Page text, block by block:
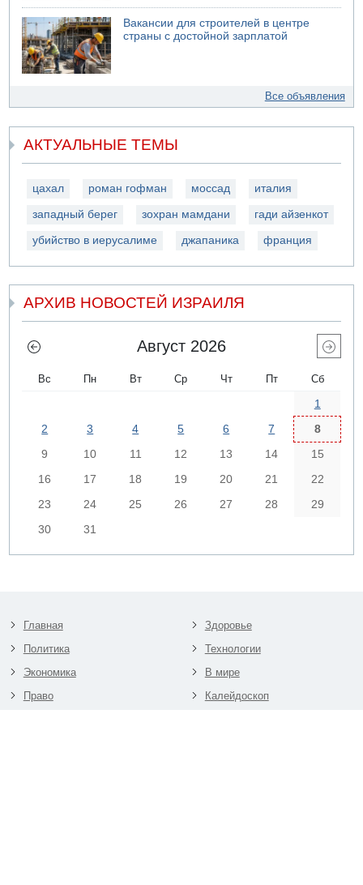
Вакансии для строителей в центре
страны с достойной зарплатой
Все объявления
АКТУАЛЬНЫЕ ТЕМЫ
цахал роман гофман моссад италия
западный берег зохран мамдани гади айзенкот
убийство в иерусалиме джапаника франция
АРХИВ НОВОСТЕЙ ИЗРАИЛЯ
Август 2026
Вс Пн Вт Ср Чт Пт Сб
1
2
3 4 5 6 7
8
9
10 11 12 13 14
15
16
17 18 19 20 21
22
23
24 25 26 27 28
29
30
31
Главная
Политика
Экономика
Право
Здоровье
Технологии
В мире
Калейдоскоп